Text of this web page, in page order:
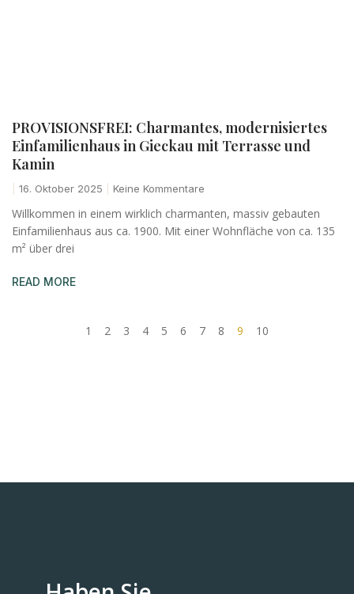
PROVISIONSFREI: Charmantes, modernisiertes
Einfamilienhaus in Gieckau mit Terrasse und
Kamin
16. Oktober 2025 Keine Kommentare
Willkommen in einem wirklich charmanten, massiv gebauten
Einfamilienhaus aus ca. 1900. Mit einer Wohnfläche von ca. 135
m² über drei
READ MORE
1 2 3 4 5 6 7 8 9 10